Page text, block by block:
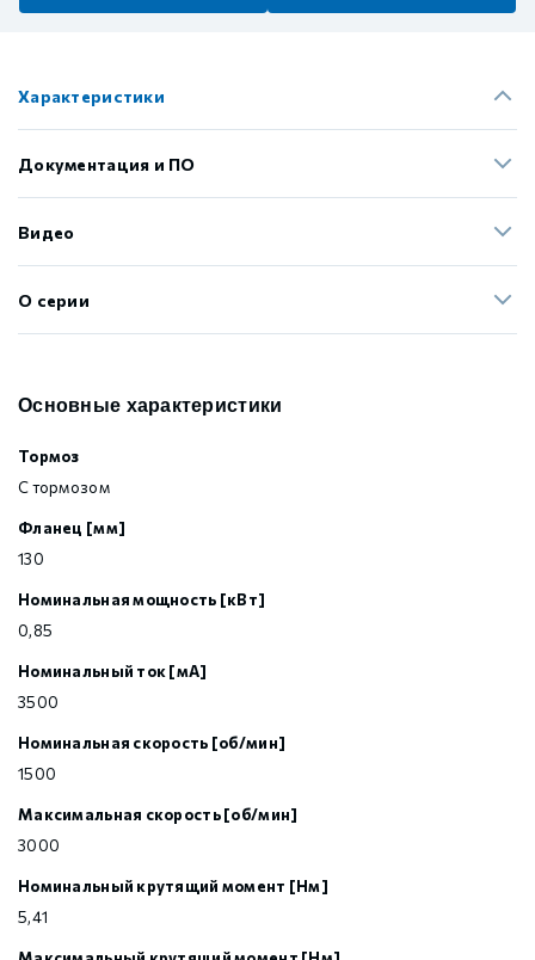
Характеристики
Документация и ПО
Видео
О серии
Основные характеристики
Тормоз
С тормозом
Фланец [мм]
130
Номинальная мощность [кВт]
0,85
Номинальный ток [мА]
3500
Номинальная скорость [об/мин]
1500
Максимальная скорость [об/мин]
3000
Номинальный крутящий момент [Нм]
5,41